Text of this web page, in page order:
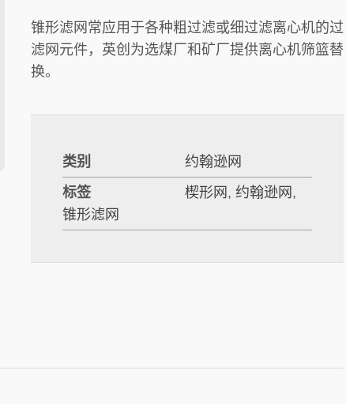
锥形滤网常应用于各种粗过滤或细过滤离心机的过
滤网元件，英创为选煤厂和矿厂提供离心机筛篮替
换。
类别
约翰逊网
标签
楔形网 , 约翰逊网 ,
锥形滤网